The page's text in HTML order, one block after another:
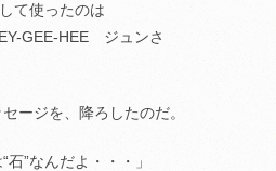
て使ったのは
GEE-HEE ジュンさ
ージを、降ろしたのだ。
石”なんだよ・・・」